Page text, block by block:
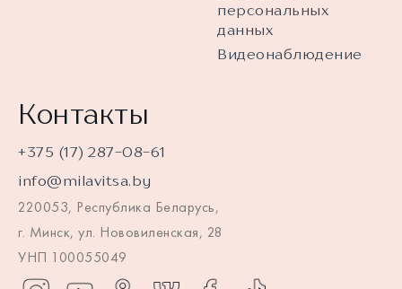
персональных
данных
Видеонаблюдение
Контакты
+375 (17) 287-08-61
info@milavitsa.by
220053, Республика Беларусь,
г. Минск, ул. Нововиленская, 28
УНП 100055049